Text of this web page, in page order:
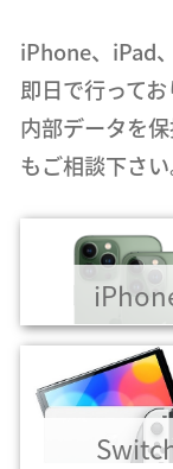
iPhone、iPad
即日で行ってお
内部データを
もご相談下さい